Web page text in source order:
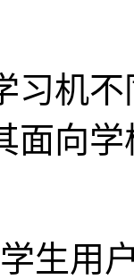
习机
面向
生用